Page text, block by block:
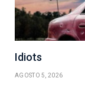
Idiots
AGOSTO 5, 2026